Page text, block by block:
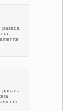
pasada
pasada